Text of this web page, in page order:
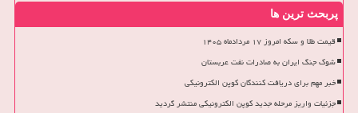
پربحث ترین ها
قیمت طلا و سکه امروز ۱۷ مردادماه ۱۴۰۵
شوک جنگ ایران به صادرات نفت عربستان
خبر مهم برای دریافت کنندگان کوپن الکترونیکی
جزئیات واریز مرحله جدید کوپن الکترونیکی منتشر گردید